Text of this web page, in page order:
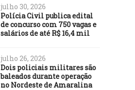
julho 30, 2026
Polícia Civil publica edital
de concurso com 750 vagas e
salários de até R$ 16,4 mil
julho 26, 2026
Dois policiais militares são
baleados durante operação
no Nordeste de Amaralina